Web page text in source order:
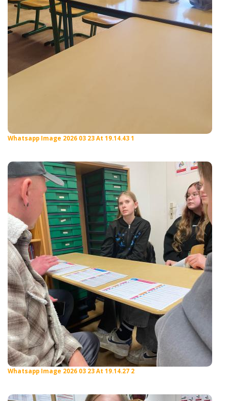
Whatsapp Image 2026 03 23 At 19.14.43 1
Whatsapp Image 2026 03 23 At 19.14.27 2